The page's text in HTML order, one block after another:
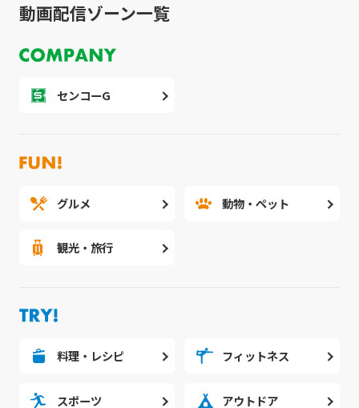
動画配信ゾーン一覧
センコーG
グルメ 動物・ペット
観光・旅行
料理・レシピ フィットネス
スポーツ アウトドア